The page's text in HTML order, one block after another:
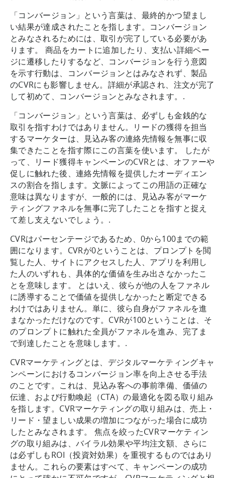
「コンバージョン」という言葉は、最終的かつ望まし
い結果が達成されたことを指します。コンバージョン
とみなされるためには、取引が完了している必要があ
ります。 商品をカートに追加したり、支払い詳細ペー
ジに遷移したりするなど、コンバージョンを行う意図
を示す行動は、コンバージョンとはみなされず、製品
のCVRにも影響しません。詳細が承認され、注文が完了
して初めて、コンバージョンとみなされます。.
「コンバージョン」という言葉は、必ずしも金銭的な
取引を指すわけではありません。リードの獲得を担当
するマーケターは、見込み客の連絡先情報を無事に収
集できたことを指す際にこの言葉を使います。 したが
って、リード獲得キャンペーンのCVRとは、オファーや
促しに触れた後、連絡先情報を提供したオーディエン
スの割合を指します。文脈によってこの用語の正確な
意味は異なりますが、一般的には、見込み客がマーケ
ティングファネルを無事に完了したことを指すと捉え
て差し支えないでしょう。.
CVRはパーセンテージであるため、0から100までの範
囲になります。CVRが0ということは、プロンプトを閲
覧した人、サイトにアクセスした人、アプリを利用し
た人のいずれも、具体的な価値を生み出さなかったこ
とを意味します。 とはいえ、彼らが他の人をファネル
に誘導することで価値を提供しなかったと断定できる
わけではありません。単に、彼ら自身がファネルを進
まなかっただけなのです。CVRが100ということは、そ
のプロンプトに触れた全員がファネルを進み、完了ま
で到達したことを意味します。.
CVRマーケティングとは、デジタルマーケティングキャ
ンペーンにおけるコンバージョン率を向上させる手法
のことです。これは、見込み客への事前準備、価値の
伝達、および行動喚起（CTA）の最適化を図る取り組み
を指します。CVRマーケティングの取り組みは、売上・
リード・望ましい成果の増加につながった場合に成功
したとみなされます。 焦点を絞ったCVRマーケティン
グの取り組みは、バイラル効果や平均注文額、さらに
は必ずしもROI（投資対効果）を重視するものではあり
ません。これらの要素はすべて、キャンペーンの成功